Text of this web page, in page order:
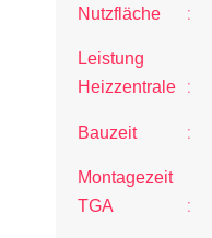
Nutzfläche :
Leistung
Heizzentrale
:
Bauzeit :
Montagezeit
TGA
: